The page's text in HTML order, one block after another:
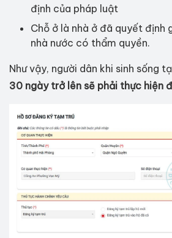
định của pháp luật
Chỗ ở là nhà ở đã quyết định
nhà nước có thẩm quyền.
Như vậy, người dân khi sinh sống
30 ngày trở lên sẽ phải thực hiện